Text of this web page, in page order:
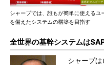
シャープでは、誰もが簡単に使えるユ
を備えたシステムの構築を目指す
全世界の基幹システムは
シャープは